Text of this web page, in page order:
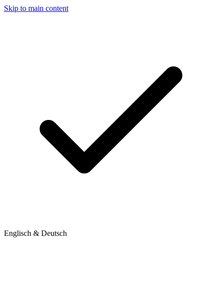
Skip to main content
Englisch & Deutsch